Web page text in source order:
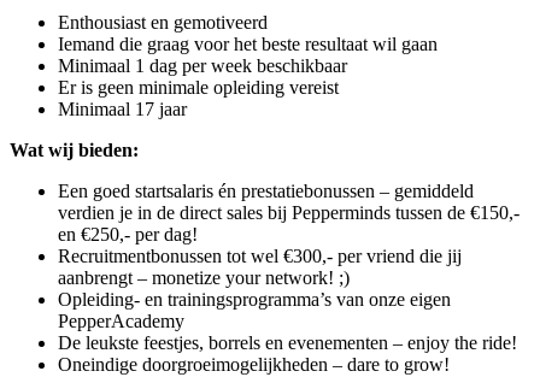
Enthousiast en gemotiveerd
Iemand die graag voor het beste resultaat wil gaan
Minimaal 1 dag per week beschikbaar
Er is geen minimale opleiding vereist
Minimaal 17 jaar
Wat wij bieden:
Een goed startsalaris én prestatiebonussen – gemiddeld
verdien je in de direct sales bij Pepperminds tussen de €150,-
en €250,- per dag!
Recruitmentbonussen tot wel €300,- per vriend die jij
aanbrengt – monetize your network! ;)
Opleiding- en trainingsprogramma’s van onze eigen
PepperAcademy
De leukste feestjes, borrels en evenementen – enjoy the ride!
Oneindige doorgroeimogelijkheden – dare to grow!